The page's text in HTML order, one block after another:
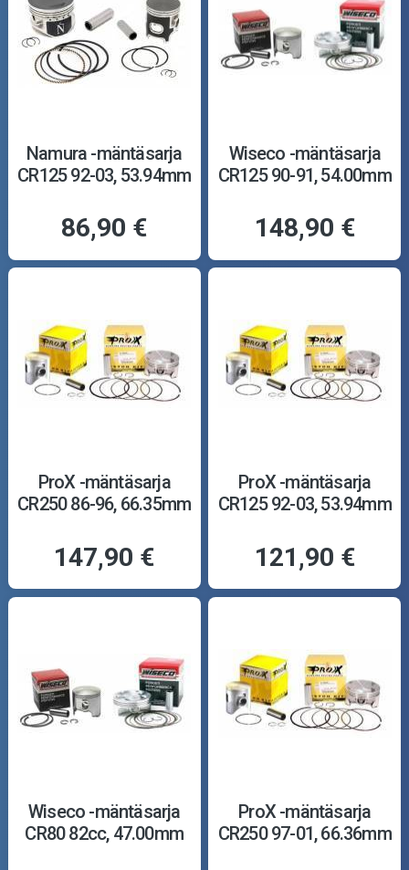
Namura -mäntäsarja
CR125 92-03, 53.94mm
86,90 €
Wiseco -mäntäsarja
CR125 90-91, 54.00mm
148,90 €
ProX -mäntäsarja
CR250 86-96, 66.35mm
147,90 €
ProX -mäntäsarja
CR125 92-03, 53.94mm
121,90 €
Wiseco -mäntäsarja
CR80 82cc, 47.00mm
ProX -mäntäsarja
CR250 97-01, 66.36mm